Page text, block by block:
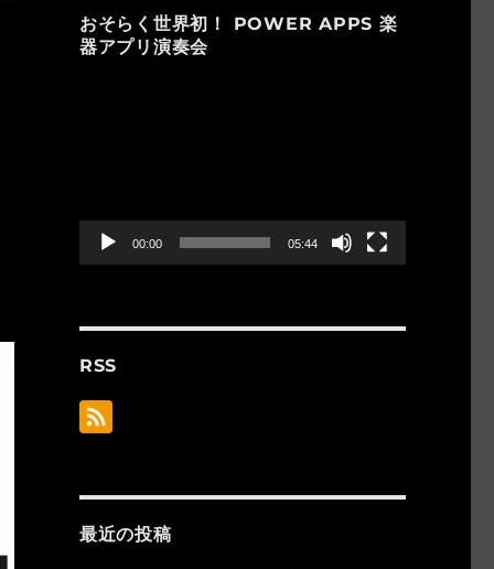
おそらく世界初！ POWER APPS 楽
器アプリ演奏会
00:00 05:44
RSS
最近の投稿